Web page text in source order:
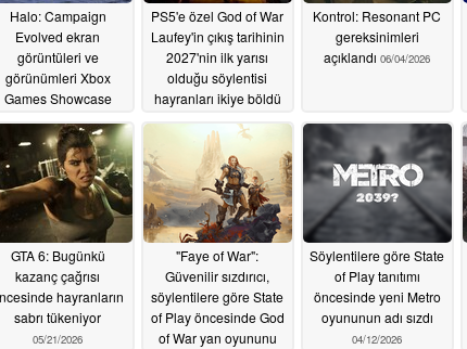
Halo: Campaign
Evolved ekran
görüntüleri ve
görünümleri Xbox
Games Showcase
06/06/2026
PS5'e özel God of War
Laufey'in çıkış tarihinin
2027'nin ilk yarısı
olduğu söylentisi
hayranları ikiye böldü
06/05/2026
Kontrol: Resonant PC
gereksinimleri
açıklandı 06/04/2026
GTA 6: Bugünkü
kazanç çağrısı
hayranların
sabrı tükeniyor
05/21/2026
"Faye of War":
Güvenilir sızdırıcı,
söylentilere göre State
of Play öncesinde God
of War yan oyununu
Söylentilere göre State
of Play tanıtımı
öncesinde yeni Metro
oyununun adı sızdı
04/12/2026